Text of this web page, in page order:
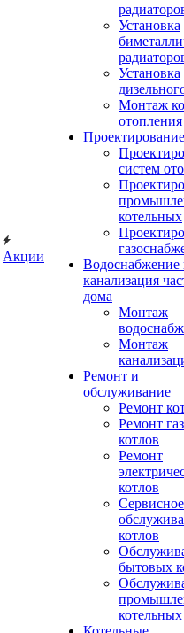
Акции
Установка
Установка
Монтаж
отопления
Проектирование
систем
котельных
Водоснабжение
канализация
дома
Монтаж
Монтаж
Ремонт и
обслуживание
Ремонт
Ремонт
котлов
Ремонт
котлов
Сервисное
котлов
бытовых
котельных